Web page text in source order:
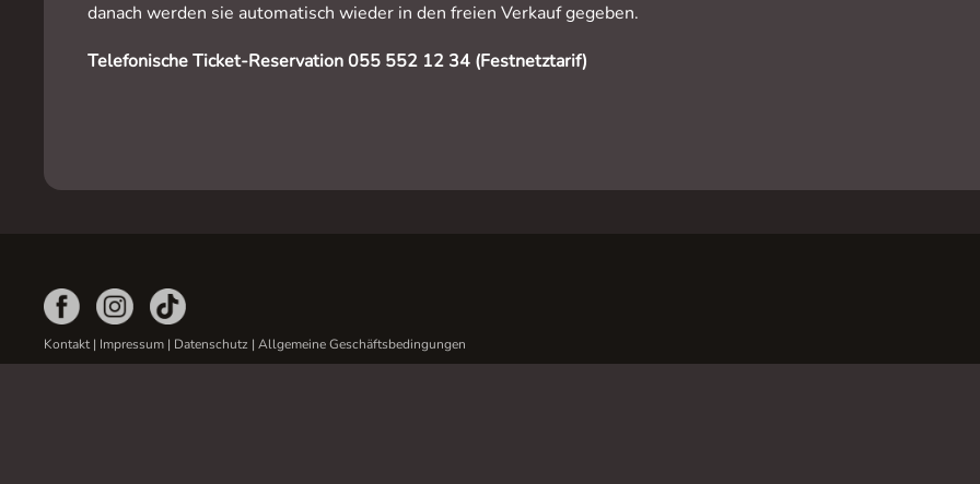
danach werden sie automatisch wieder in den freien Verkauf gegeben.
Telefonische Ticket-Reservation 055 552 12 34 (Festnetztarif)
Kontakt| Impressum | Datenschutz | Allgemeine Geschäftsbedingungen